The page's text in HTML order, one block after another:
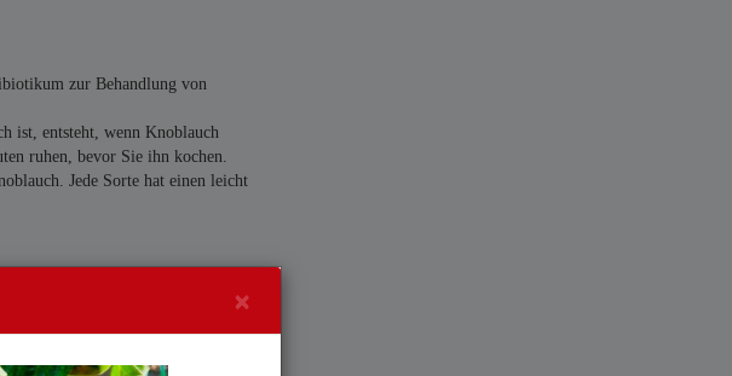
zur Behandlung von
ist, entsteht, wenn Knoblauch
ruhen, bevor Sie ihn kochen.
Jede Sorte hat einen leicht
Geschmack als auch Nährstoffe
an Frische und Geschmack
wird Ihre kulinarischen
×